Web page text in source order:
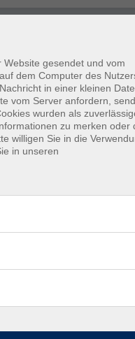
Kiefer
gesendet und vom
dem Computer des
in einer kleinen
vom Server anfordern,
wurden als
zu merken oder
willigen Sie in die
in unseren